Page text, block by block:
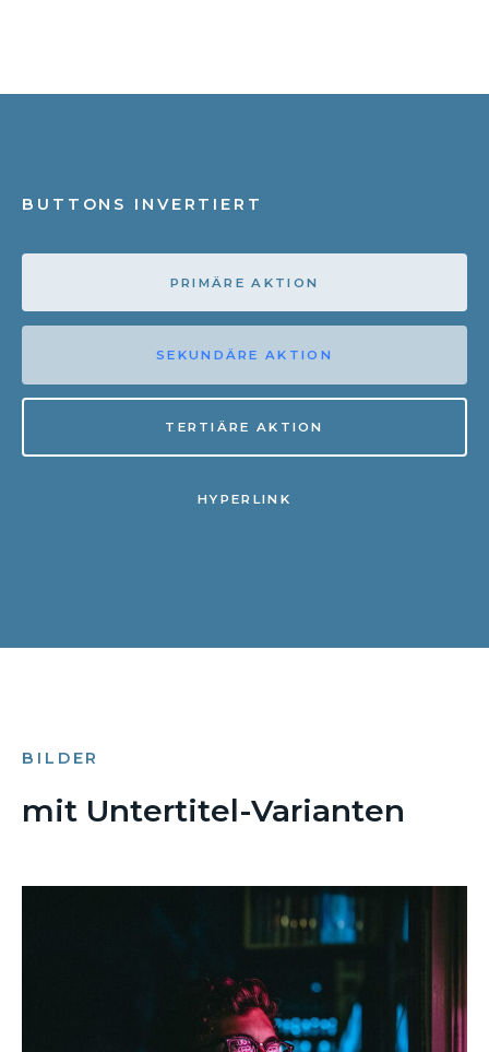
BUTTONS INVERTIERT
PRIMÄRE AKTION
SEKUNDÄRE AKTION
TERTIÄRE AKTION
HYPERLINK
BILDER
mit Untertitel-Varianten